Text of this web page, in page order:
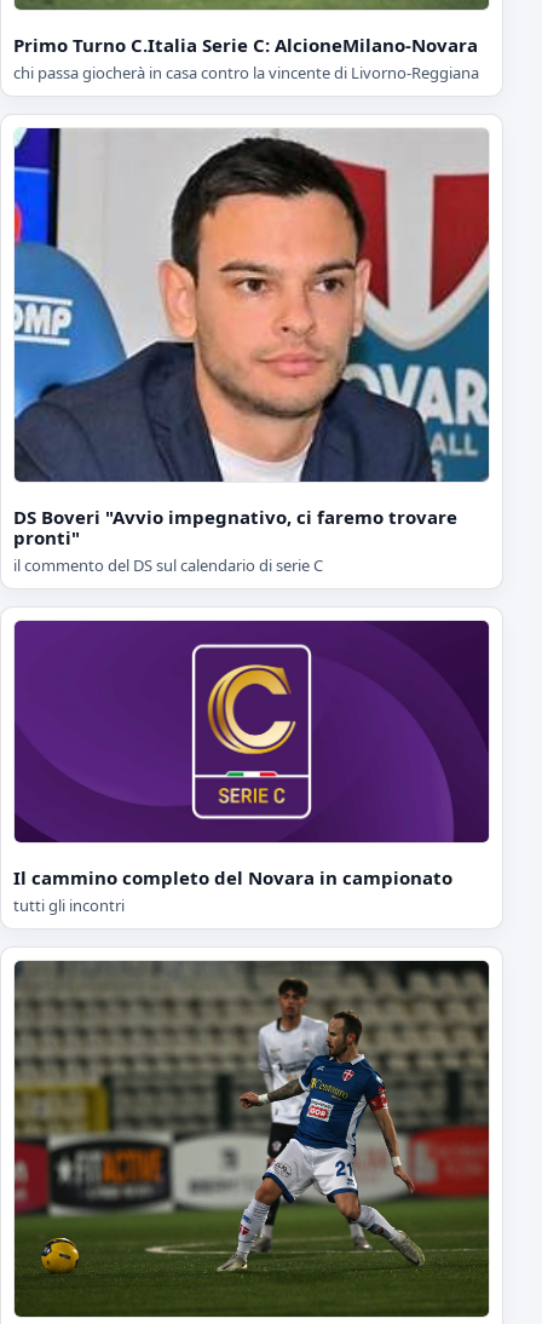
Primo Turno C.Italia Serie C: AlcioneMilano-Novara
chi passa giocherà in casa contro la vincente di Livorno-Reggiana
DS Boveri "Avvio impegnativo, ci faremo trovare
pronti"
il commento del DS sul calendario di serie C
Il cammino completo del Novara in campionato
tutti gli incontri